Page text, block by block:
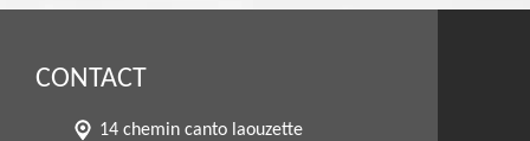
CONTACT
14 chemin canto laouzette